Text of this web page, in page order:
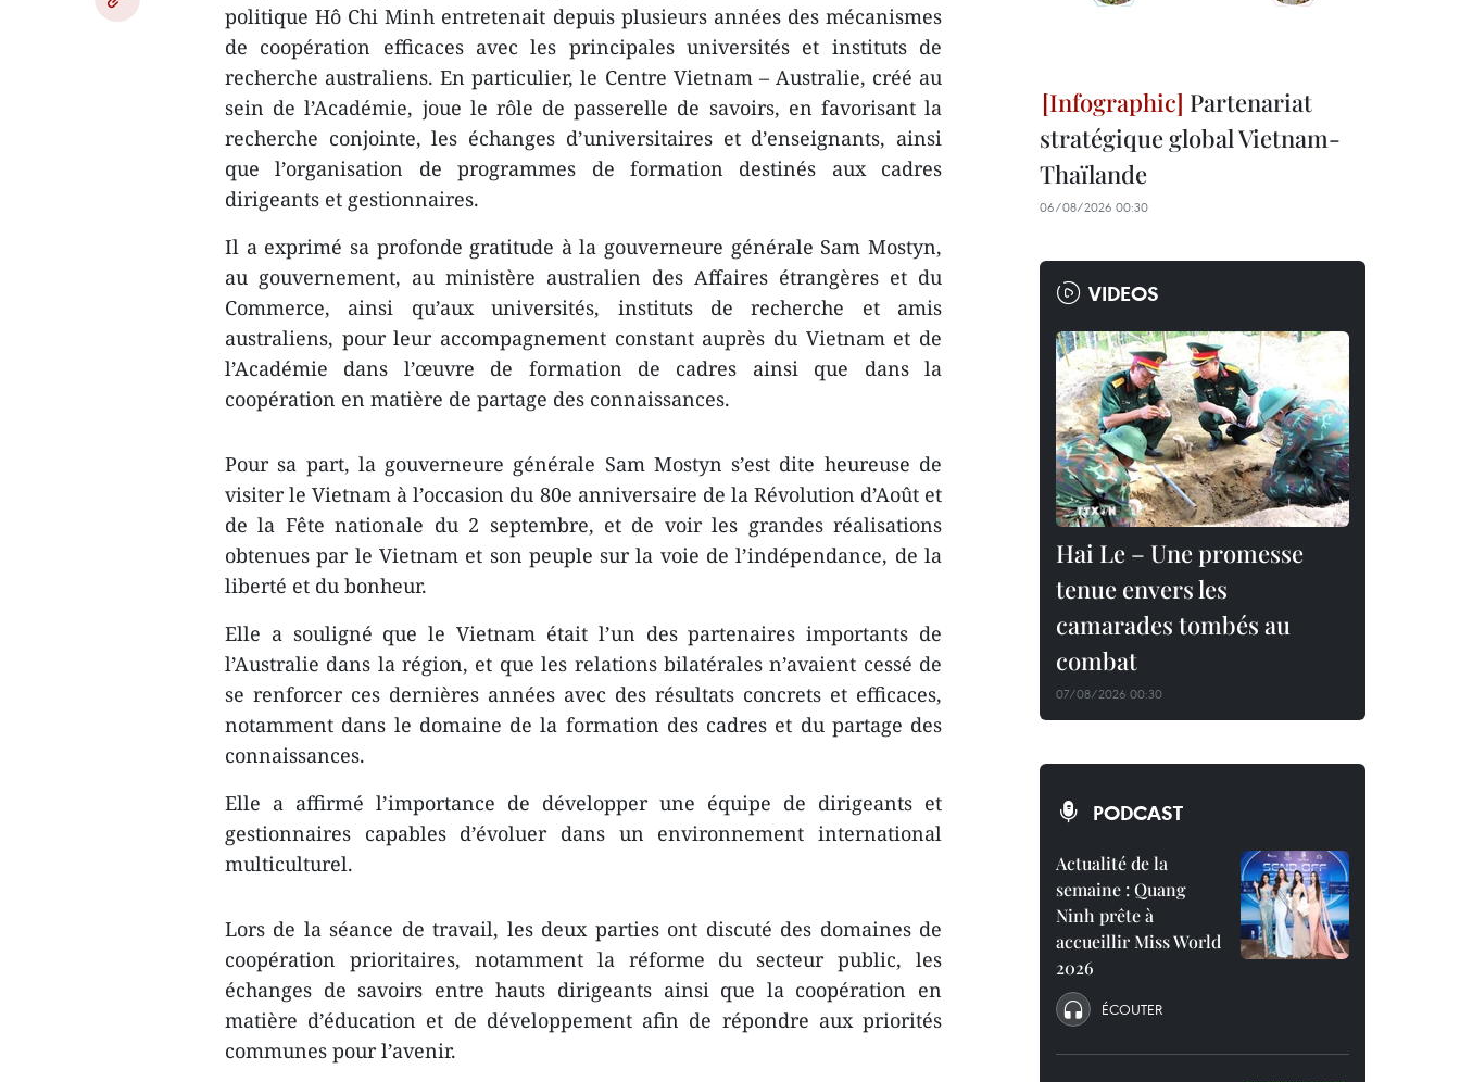
politique Hô Chi Minh entretenait depuis plusieurs années des mécanismes
de coopération efficaces avec les principales universités et instituts de
recherche australiens. En particulier, le Centre Vietnam – Australie, créé au
sein de l’Académie, joue le rôle de passerelle de savoirs, en favorisant la
recherche conjointe, les échanges d’universitaires et d’enseignants, ainsi
que l’organisation de programmes de formation destinés aux cadres
dirigeants et gestionnaires.
Il a exprimé sa profonde gratitude à la gouverneure générale Sam Mostyn,
au gouvernement, au ministère australien des Affaires étrangères et du
Commerce, ainsi qu’aux universités, instituts de recherche et amis
australiens, pour leur accompagnement constant auprès du Vietnam et de
l’Académie dans l’œuvre de formation de cadres ainsi que dans la
coopération en matière de partage des connaissances.
Pour sa part, la gouverneure générale Sam Mostyn s’est dite heureuse de
visiter le Vietnam à l’occasion du 80e anniversaire de la Révolution d’Août et
de la Fête nationale du 2 septembre, et de voir les grandes réalisations
obtenues par le Vietnam et son peuple sur la voie de l’indépendance, de la
liberté et du bonheur.
Elle a souligné que le Vietnam était l’un des partenaires importants de
l’Australie dans la région, et que les relations bilatérales n’avaient cessé de
se renforcer ces dernières années avec des résultats concrets et efficaces,
notamment dans le domaine de la formation des cadres et du partage des
connaissances.
Elle a affirmé l’importance de développer une équipe de dirigeants et
gestionnaires capables d’évoluer dans un environnement international
multiculturel.
Lors de la séance de travail, les deux parties ont discuté des domaines de
coopération prioritaires, notamment la réforme du secteur public, les
échanges de savoirs entre hauts dirigeants ainsi que la coopération en
matière d’éducation et de développement afin de répondre aux priorités
communes pour l’avenir.
Partenariat
stratégique global Vietnam-
Thaïlande
06/08/2026 00:30
VIDEOS
Hai Le – Une promesse
tenue envers les
camarades tombés au
combat
07/08/2026 00:30
PODCAST
Actualité de la
semaine : Quang
Ninh prête à
accueillir Miss World
2026
ÉCOUTER